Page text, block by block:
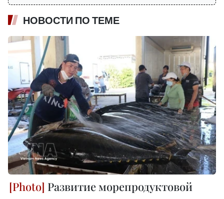
НОВОСТИ ПО ТЕМЕ
Развитие морепродуктовой